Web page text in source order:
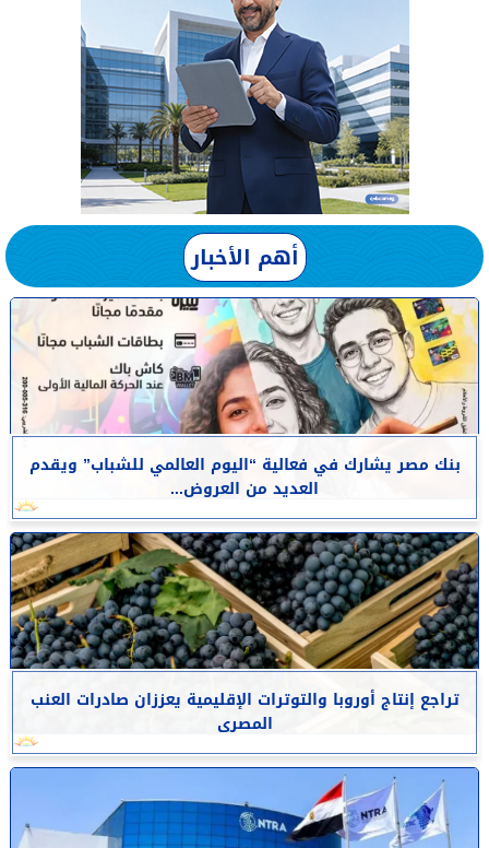
أهم الأخبار
بنك مصر يشارك في فعالية “اليوم العالمي للشباب” ويقدم
العديد من العروض...
تراجع إنتاج أوروبا والتوترات الإقليمية يعززان صادرات العنب
المصرى